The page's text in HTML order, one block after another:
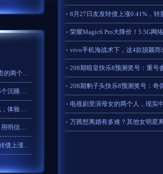
​“世界上最可贵的两个词：一个叫认真，一个叫坚持。认真的人改
你必须唤醒那个沉睡的自己，弱了就去强，懒了就去动，迷茫就探索
拯救泥泞路况，体验高效铺路垫板
好好道别吧！用明信片收藏2024的夏天
8月27日福莱转债上涨0.67%，转股溢价率157.79%
8月27日友发转债上涨0.41%，转
荣耀Magic6 Pro大降价！5.5G网
vivo手机海战术下，这4款脱颖
208期暗皇快乐8预测奖号：重号
208期豹子头快乐8预测奖号：奇
电视剧里演母女的两个人，现实
万茜想离婚有多难？其他女明星